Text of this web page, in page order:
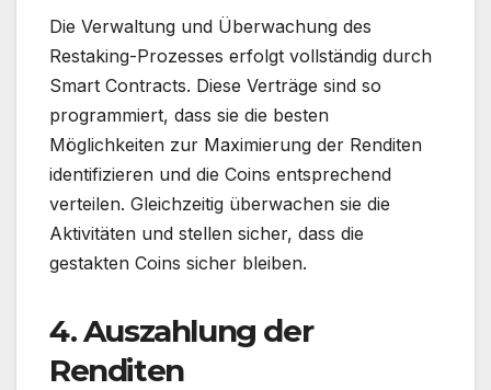
Die Verwaltung und Überwachung des
Restaking-Prozesses erfolgt vollständig durch
Smart Contracts. Diese Verträge sind so
programmiert, dass sie die besten
Möglichkeiten zur Maximierung der Renditen
identifizieren und die Coins entsprechend
verteilen. Gleichzeitig überwachen sie die
Aktivitäten und stellen sicher, dass die
gestakten Coins sicher bleiben.
4. Auszahlung der
Renditen